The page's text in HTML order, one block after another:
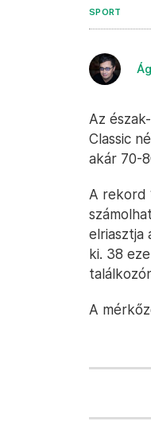
SPORT
Az
Classic
akár 70-
A rekord
elriasztja
ki. 38
A